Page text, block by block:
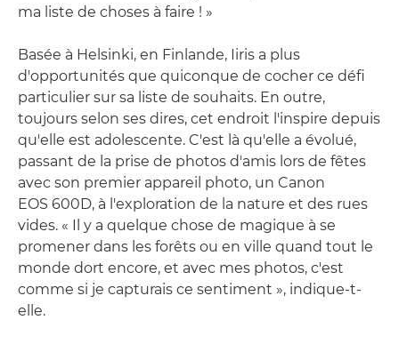
ma liste de choses à faire ! »
Basée à Helsinki, en Finlande, Iiris a plus
d'opportunités que quiconque de cocher ce défi
particulier sur sa liste de souhaits. En outre,
toujours selon ses dires, cet endroit l'inspire depuis
qu'elle est adolescente. C'est là qu'elle a évolué,
passant de la prise de photos d'amis lors de fêtes
avec son premier appareil photo, un Canon
EOS 600D, à l'exploration de la nature et des rues
vides. « Il y a quelque chose de magique à se
promener dans les forêts ou en ville quand tout le
monde dort encore, et avec mes photos, c'est
comme si je capturais ce sentiment », indique-t-
elle.